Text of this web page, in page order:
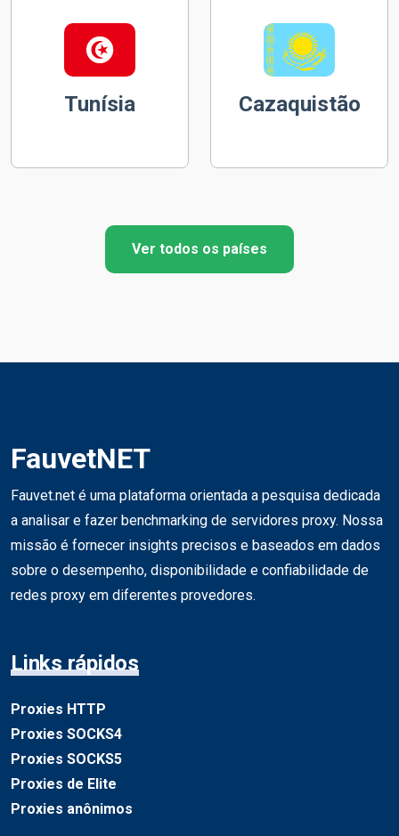
Tunísia Cazaquistão
Ver todos os países
FauvetNET
Fauvet.net é uma plataforma orientada a pesquisa dedicada
a analisar e fazer benchmarking de servidores proxy. Nossa
missão é fornecer insights precisos e baseados em dados
sobre o desempenho, disponibilidade e confiabilidade de
redes proxy em diferentes provedores.
Links rápidos
Proxies HTTP
Proxies SOCKS4
Proxies SOCKS5
Proxies de Elite
Proxies anônimos